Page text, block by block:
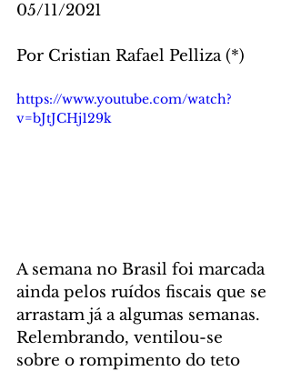
05/11/2021
Por Cristian Rafael Pelliza (*)
https://www.youtube.com/watch?
v=bJtJCHj129k
A semana no Brasil foi marcada
ainda pelos ruídos fiscais que se
arrastam já a algumas semanas.
Relembrando, ventilou-se
sobre o rompimento do teto